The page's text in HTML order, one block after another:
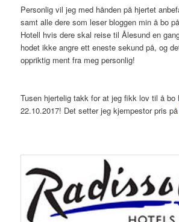
Personlig vil jeg med hånden på hjertet
samt alle dere som leser bloggen min å bo
Hotell hvis dere skal reise til Ålesund en
hodet ikke angre ett eneste sekund på, og
oppriktig ment fra meg personlig!
Tusen hjertelig takk for at jeg fikk lov til å bo
22.10.2017! Det setter jeg kjempestor pris på